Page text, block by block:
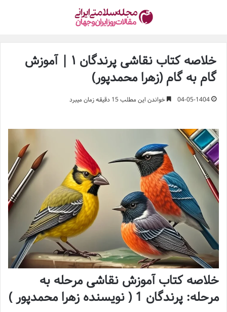
خلاصه کتاب نقاشی پرندگان ۱ | آموزش
گام به گام (زهرا محمدپور)
04-05-1404 خواندن این مطلب 15 دقیقه زمان میبرد
خلاصه کتاب آموزش نقاشی مرحله به
مرحله: پرندگان 1 ( نویسنده زهرا محمدپور )